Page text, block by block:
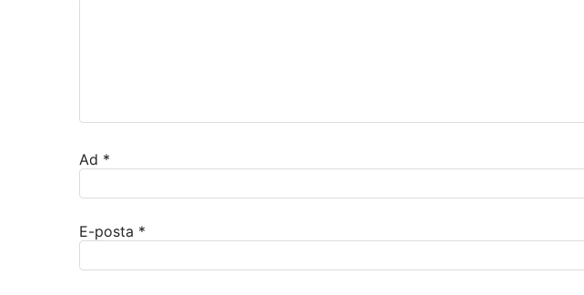
Ad *
E-posta *